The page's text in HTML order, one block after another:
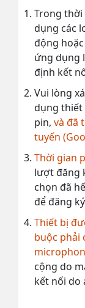
Trong thời
dụng các
động
ứng dụng
định kết
Vui lòng
dụng thiết
pin, và đã
tuyến
Thời gian
lượt đăng
chọn đã
để đăng
Thiết bị
buộc phải
cộng do
kết nối do